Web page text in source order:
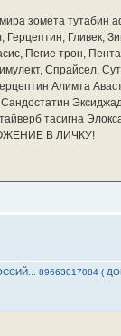
зомета
Гливек,
Пегие трон,
Спрайсел,
Алимта
тасигна
В ЛИЧКУ!
89663017084 (